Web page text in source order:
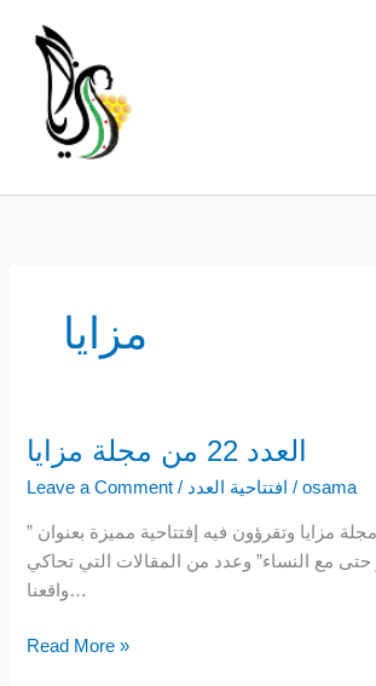
content
مزايا
العدد 22 من مجلة مزايا
Leave a Comment / افتتاحية العدد /osama
22 من مجلة مزايا وتقرؤون فيه إفتتاحية مميزة بعنوان ”
حتى مع النساء” وعدد من المقالات التي تحاكي
واقعنا…
العدد
مجلة
مزايا
Read More »